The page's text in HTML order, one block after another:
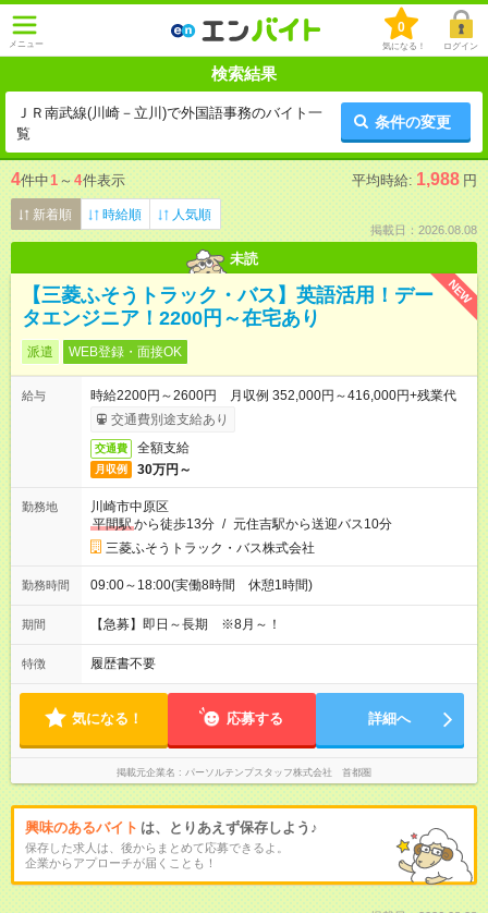
メニュー
0
気になる！ ログイン
検索結果
ＪＲ南武線(川崎－立川)で外国語事務のバイト一
覧
条件の変更
4件中1 ～ 4件表示 平均時給: 1,988 円
新着順 時給順 人気順
掲載日：2026.08.08
未読
NEW
【三菱ふそうトラック・バス】英語活用！デー
タエンジニア！2200円～在宅あり
派遣 WEB登録・面接OK
給与
時給2200円～2600円 月収例 352,000円～416,000円+残業代
交通費別途支給あり
交通費 全額支給
月収例 30万円～
勤務地
川崎市中原区
平間駅から徒歩13分 / 元住吉駅から送迎バス10分
三菱ふそうトラック・バス株式会社
勤務時間 09:00～18:00(実働8時間 休憩1時間)
期間 【急募】即日～長期 ※8月～！
特徴 履歴書不要
気になる！ 応募する 詳細へ
掲載元企業名 パーソルテンプスタッフ株式会社 首都圏
興味のあるバイト は、とりあえず保存しよう♪
保存した求人は、後からまとめて応募できるよ。
企業からアプローチが届くことも！